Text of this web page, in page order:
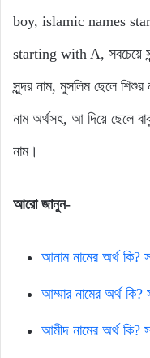
boy, islamic names
starting with A, সবচেয়ে
সুন্দর নাম, মুসলিম ছেলে
নাম অর্থসহ, আ দিয়ে ছেলে
নাম।
আরো জানুন-
আনাম নামের অর্থ
আম্মার নামের অর্থ
আমীদ নামের অর্থ